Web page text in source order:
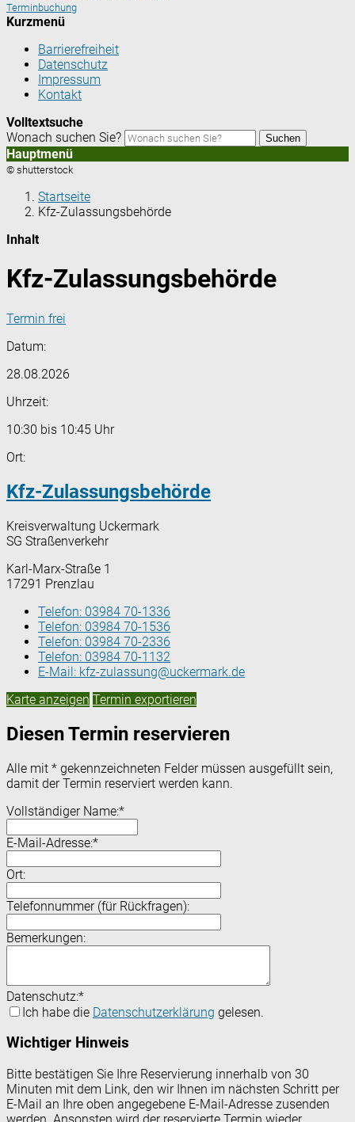
Terminbuchung
Kurzmenü
Barrierefreiheit
Datenschutz
Impressum
Kontakt
Volltextsuche
Wonach suchen Sie?
Suchen
Hauptmenü
© shutterstock
Startseite
Kfz-Zulassungsbehörde
Inhalt
Kfz-Zulassungsbehörde
Termin frei
Datum:
28.08.2026
Uhrzeit:
10:30 bis 10:45 Uhr
Ort:
Kfz-Zulassungsbehörde
Kreisverwaltung Uckermark
SG Straßenverkehr
Karl-Marx-Straße 1
17291 Prenzlau
Telefon: 03984 70-1336
Telefon: 03984 70-1536
Telefon: 03984 70-2336
Telefon: 03984 70-1132
E-Mail: kfz-zulassung@uckermark.de
Karte anzeigen Termin exportieren
Diesen Termin reservieren
Alle mit * gekennzeichneten Felder müssen ausgefüllt sein,
damit der Termin reserviert werden kann.
Vollständiger Name:*
E-Mail-Adresse:*
Ort:
Telefonnummer (für Rückfragen):
Bemerkungen:
Datenschutz:*
Ich habe die Datenschutzerklärung gelesen.
Wichtiger Hinweis
Bitte bestätigen Sie Ihre Reservierung innerhalb von 30
Minuten mit dem Link, den wir Ihnen im nächsten Schritt per
E-Mail an Ihre oben angegebene E-Mail-Adresse zusenden